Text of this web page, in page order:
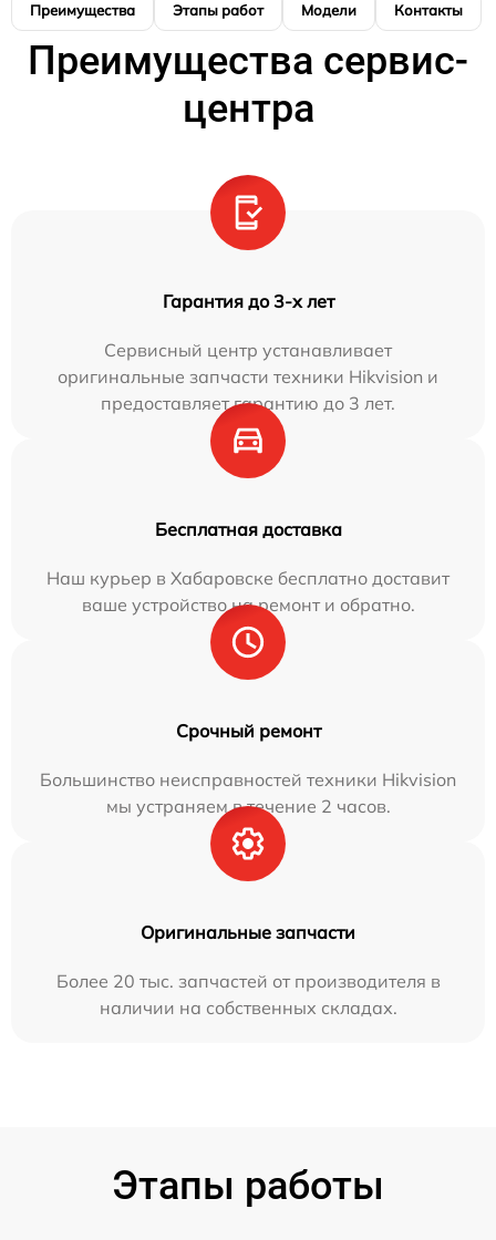
Преимущества Этапы работ Модели Контакты
Преимущества сервис-
центра
Гарантия до 3-х лет
Сервисный центр устанавливает
оригинальные запчасти техники Hikvision и
предоставляет гарантию до 3 лет.
Бесплатная доставка
Наш курьер в Хабаровске бесплатно доставит
ваше устройство на ремонт и обратно.
Срочный ремонт
Большинство неисправностей техники Hikvision
мы устраняем в течение 2 часов.
Оригинальные запчасти
Более 20 тыс. запчастей от производителя в
наличии на собственных складах.
Этапы работы